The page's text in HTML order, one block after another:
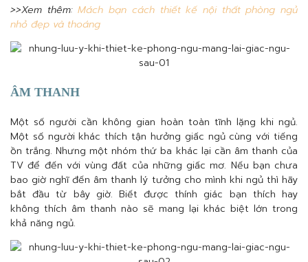
>>Xem thêm:Mách bạn cách thiết kế nội thất phòng ngủ
nhỏ đẹp và thoáng
ÂM THANH
Một số người cần không gian hoàn toàn tĩnh lặng khi ngủ.
Một số người khác thích tận hưởng giấc ngủ cùng với tiếng
ồn trắng. Nhưng một nhóm thứ ba khác lại cần âm thanh của
TV để đến với vùng đất của những giấc mơ. Nếu bạn chưa
bao giờ nghĩ đến âm thanh lý tưởng cho mình khi ngủ thì hãy
bắt đầu từ bây giờ. Biết được thính giác bạn thích hay
không thích âm thanh nào sẽ mang lại khác biệt lớn trong
khả năng ngủ.